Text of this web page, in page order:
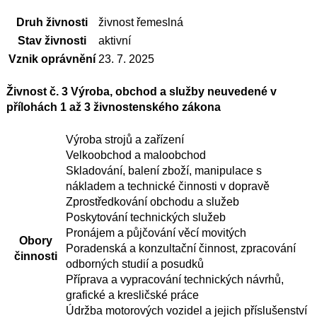
Druh živnosti
živnost řemeslná
Stav živnosti
aktivní
Vznik oprávnění 23. 7. 2025
Živnost č. 3 Výroba, obchod a služby neuvedené v
přílohách 1 až 3 živnostenského zákona
Obory
činnosti
Výroba strojů a zařízení
Velkoobchod a maloobchod
Skladování, balení zboží, manipulace s
nákladem a technické činnosti v dopravě
Zprostředkování obchodu a služeb
Poskytování technických služeb
Pronájem a půjčování věcí movitých
Poradenská a konzultační činnost, zpracování
odborných studií a posudků
Příprava a vypracování technických návrhů,
grafické a kresličské práce
Údržba motorových vozidel a jejich příslušenství